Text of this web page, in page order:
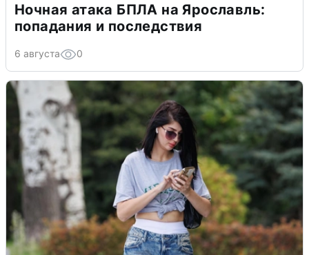
Ночная атака БПЛА на Ярославль:
попадания и последствия
6 августа 0